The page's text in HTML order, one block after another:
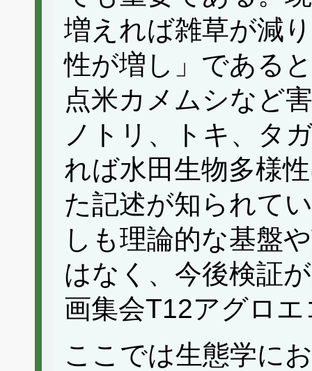
増えれば雑草が減
性が増し」である
点米カメムシなど
ノトリ、トキ、タ
れば水田生物多様
た記述が知られて
しも理論的な基盤
はなく、今後検証
画集会T12アグロ
ここでは生態学に